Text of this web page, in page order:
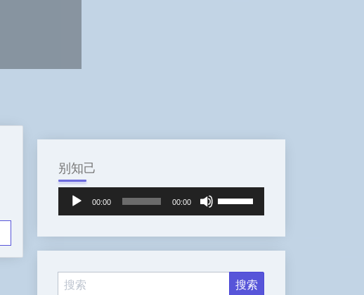
别知己
放
00:00 00:00
/
箭